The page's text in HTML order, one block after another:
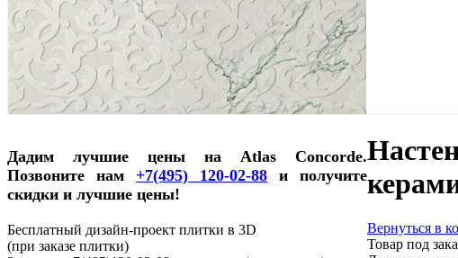
Дадим лучшие цены на Atlas Concorde.
Позвоните нам +7(495) 120-02-88 и получите
скидки и лучшие цены!
Бесплатный дизайн-проект плитки в 3D
(при заказе плитки)
Вернуться в
Товар под